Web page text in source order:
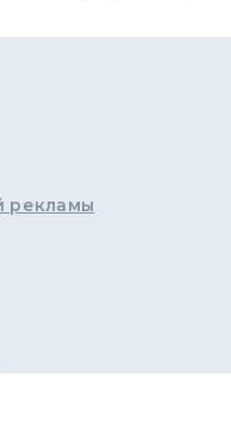
рекламы